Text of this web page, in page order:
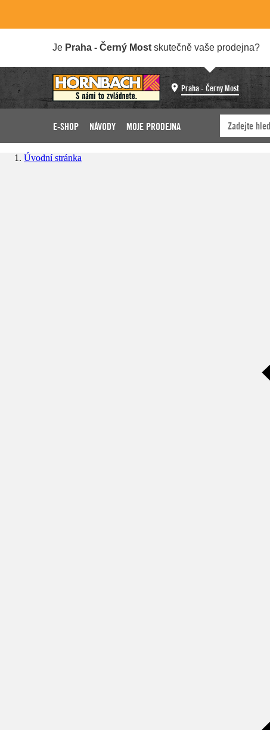
Je Praha - Černý Most skutečně vaše prodejna?
Praha - Černý Most
E-SHOP NÁVODY MOJE PRODEJNA
Úvodní stránka